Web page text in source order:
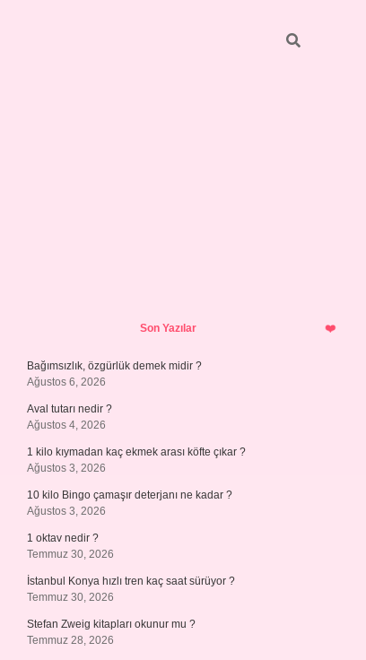
SidebarSon Yazılar
Bağımsızlık, özgürlük demek midir ?
Ağustos 6, 2026
Aval tutarı nedir ?
Ağustos 4, 2026
1 kilo kıymadan kaç ekmek arası köfte çıkar ?
Ağustos 3, 2026
10 kilo Bingo çamaşır deterjanı ne kadar ?
Ağustos 3, 2026
1 oktav nedir ?
Temmuz 30, 2026
İstanbul Konya hızlı tren kaç saat sürüyor ?
Temmuz 30, 2026
Stefan Zweig kitapları okunur mu ?
Temmuz 28, 2026